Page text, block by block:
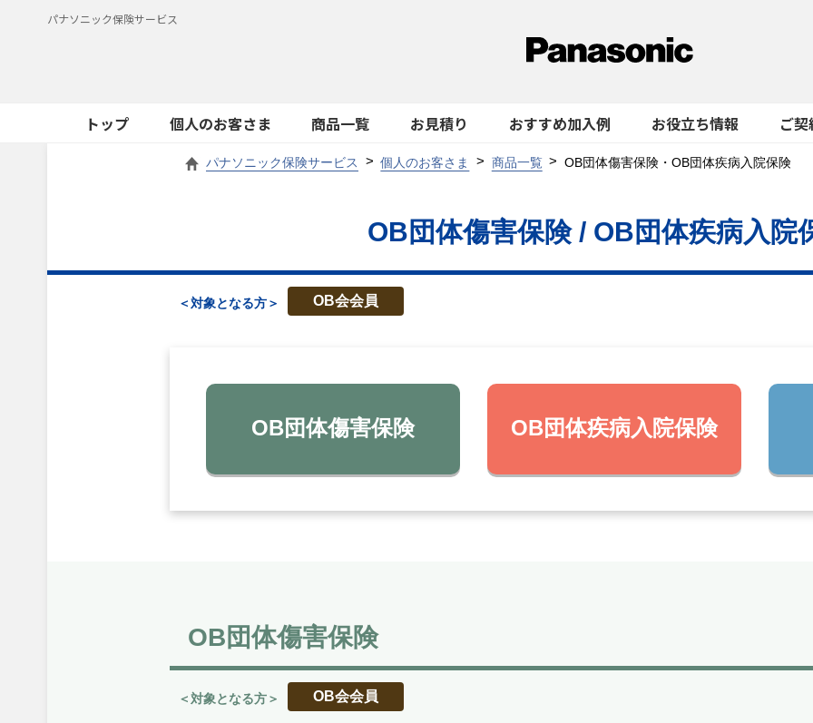
パナソニック保険サービス
トップ 個人のお客さま 商品一覧 お見積り おすすめ加入例 お役立ち情報 ご
パナソニック保険サービス 個人のお客さま 商品一覧 OB団体傷害保険・OB団体疾病入院保険
OB団体傷害保険 / OB団体疾病入院
＜対象となる方＞ OB会会員
OB団体傷害保険 OB団体疾病入院保険
OB団体傷害保険
＜対象となる方＞ OB会会員